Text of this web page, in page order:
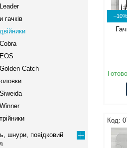
–10%
гачків
Catch
шнури, повідковий